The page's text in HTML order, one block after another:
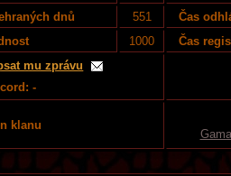
dnů
551
Čas
1000
Čas
mu zprávu
-
klanu